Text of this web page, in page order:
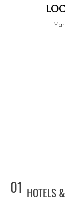
01 HOTELS